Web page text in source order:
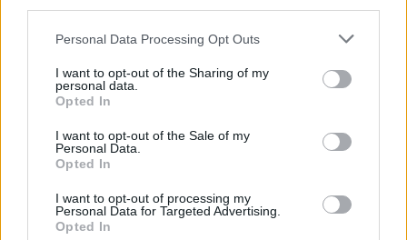
Please note that this website/app uses one or more Google
not limited to your visit or usage behaviour. You may click to
grant or deny consent to Google and its third-party tags to
use your data for below specified purposes in below Google
consent section.
Personal Data Processing Opt Outs
I want to opt-out of the Sharing of my
personal data.
Opted In
I want to opt-out of the Sale of my
Personal Data.
Opted In
I want to opt-out of processing my
Personal Data for Targeted Advertising.
Opted In
ενισχύσουν το
πυρηνικό τους
αλλά τα
λεγόμενα
«μεταπυρηνικά
υπερόπλα»
(post nuclear
weapons),
δηλαδή
εξελιγμένα